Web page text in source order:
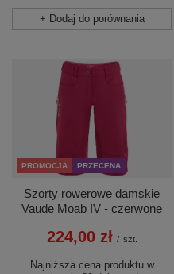
+ Dodaj do porównania
PROMOCJA PRZECENA
Szorty rowerowe damskie
Vaude Moab IV - czerwone
224,00 zł / szt.
Najniższa cena produktu w